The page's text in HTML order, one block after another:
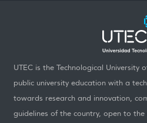
UTEC is the Technological University
public university education with a
towards research and innovation,
guidelines of the country, open to